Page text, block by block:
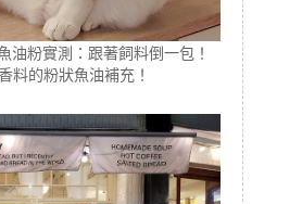
油粉實測：跟著飼料倒一包！
料的粉狀魚油補充！